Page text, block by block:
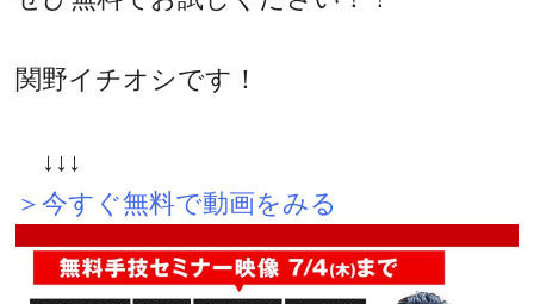
関野イチオシです！
↓↓↓
＞今すぐ無料で動画をみる